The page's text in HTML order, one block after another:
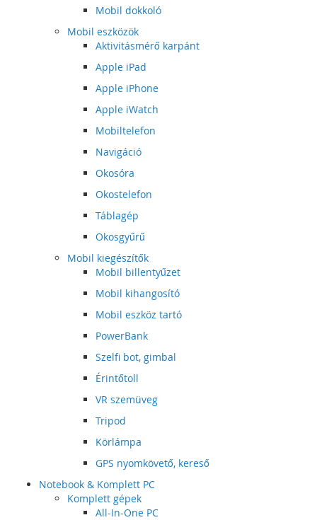
Mobil dokkoló
Mobil eszközök
Aktivitásmérő karpánt
Apple iPad
Apple iPhone
Apple iWatch
Mobiltelefon
Navigáció
Okosóra
Okostelefon
Táblagép
Okosgyűrű
Mobil kiegészítők
Mobil billentyűzet
Mobil kihangosító
Mobil eszköz tartó
PowerBank
Szelfi bot, gimbal
Érintőtoll
VR szemüveg
Tripod
Körlámpa
GPS nyomkövető, kereső
Notebook & Komplett PC
Komplett gépek
All-In-One PC